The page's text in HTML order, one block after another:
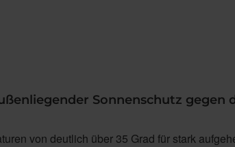
Sonnenschutz gegen
von deutlich über 35 Grad für stark